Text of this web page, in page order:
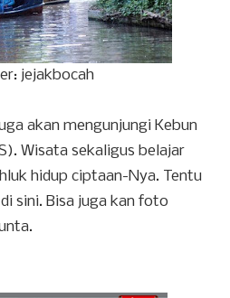
jejakbocah
akan mengunjungi Kebun
Wisata sekaligus belajar
hidup ciptaan-Nya. Tentu
sini. Bisa juga kan foto